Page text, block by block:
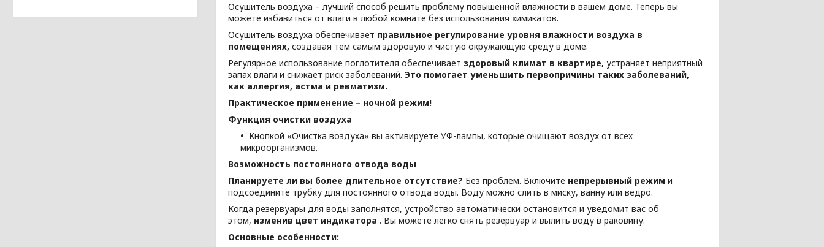
Осушитель воздуха – лучший способ решить проблему повышенной влажности в вашем доме. Теперь вы
можете избавиться от влаги в любой комнате без использования химикатов.
Осушитель воздуха обеспечивает правильное регулирование уровня влажности воздуха в
помещениях, создавая тем самым здоровую и чистую окружающую среду в доме.
Регулярное использование поглотителя обеспечивает здоровый климат в квартире, устраняет неприятный
запах влаги и снижает риск заболеваний. Это помогает уменьшить первопричины таких заболеваний,
как аллергия, астма и ревматизм.
Практическое применение – ночной режим!
Функция очистки воздуха
Кнопкой «Очистка воздуха» вы активируете УФ-лампы, которые очищают воздух от всех
микроорганизмов.
Возможность постоянного отвода воды
Планируете ли вы более длительное отсутствие? Без проблем. Включите непрерывный режим и
подсоедините трубку для постоянного отвода воды. Воду можно слить в миску, ванну или ведро.
Когда резервуары для воды заполнятся, устройство автоматически остановится и уведомит вас об
этом, изменив цвет индикатора . Вы можете легко снять резервуар и вылить воду в раковину.
Основные особенности: